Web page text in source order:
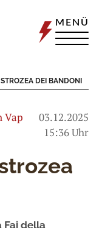
MENÜ
DEI BANDONI
Vap
03.12.2025
15:36 Uhr
Fai della